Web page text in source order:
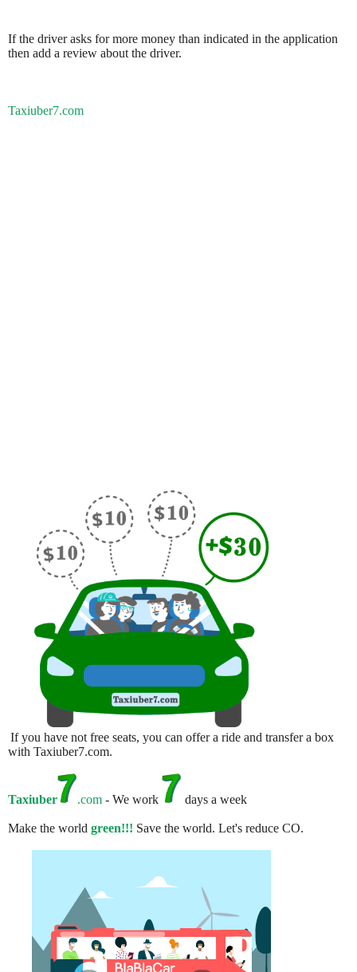
If the driver asks for more money than indicated in the application
then add a review about the driver.
Taxiuber7.com
If you have not free seats, you can offer a ride and transfer a box
with Taxiuber7.com.
Taxiuber .com - We work days a week
Make the world green!!! Save the world. Let's reduce CO.